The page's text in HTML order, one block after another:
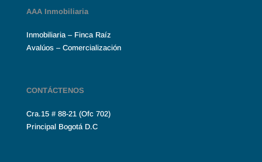
AAA Inmobiliaria
Inmobiliaria – Finca Raíz
Avalúos – Comercialización
CONTÁCTENOS
Cra.15 # 88-21 (Ofc 702)
Principal Bogotá D.C